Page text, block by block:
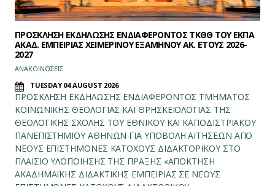
ΠΡΟΣΚΛΗΣΗ ΕΚΔΗΛΩΣΗΣ ΕΝΔΙΑΦΕΡΟΝΤΟΣ ΤΚΘΘ ΤΟΥ ΕΚΠΑ
ΑΚΑΔ. ΕΜΠΕΙΡΙΑΣ ΧΕΙΜΕΡΙΝΟΥ ΕΞΑΜΗΝΟΥ ΑΚ. ΕΤΟΥΣ 2026-
2027
ΑΝΑΚΟΙΝΩΣΕΙΣ
TUESDAY 04 AUGUST 2026
ΠΡΟΣΚΛΗΣΗ ΕΚΔΗΛΩΣΗΣ ΕΝΔΙΑΦΕΡΟΝΤΟΣ ΤΜΗΜΑΤΟΣ
ΚΟΙΝΩΝΙΚΗΣ ΘΕΟΛΟΓΙΑΣ ΚΑΙ ΘΡΗΣΚΕΙΟΛΟΓΙΑΣ ΤΗΣ
ΘΕΟΛΟΓΙΚΗΣ ΣΧΟΛΗΣ ΤΟΥ ΕΘΝΙΚΟΥ ΚΑΙ ΚΑΠΟΔΙΣΤΡΙΑΚΟΥ
ΠΑΝΕΠΙΣΤΗΜΙΟΥ ΑΘΗΝΩΝ ΓΙΑ ΥΠΟΒΟΛΗ ΑΙΤΗΣΕΩΝ ΑΠΟ
ΝΕΟΥΣ ΕΠΙΣΤΗΜΟΝΕΣ ΚΑΤΟΧΟΥΣ ΔΙΔΑΚΤΟΡΙΚΟΥ ΣΤΟ
ΠΛΑΙΣΙΟ ΥΛΟΠΟΙΗΣΗΣ ΤΗΣ ΠΡΑΞΗΣ «ΑΠΟΚΤΗΣΗ
ΑΚΑΔΗΜΑΪΚΗΣ ΔΙΔΑΚΤΙΚΗΣ ΕΜΠΕΙΡΙΑΣ ΣΕ ΝΕΟΥΣ